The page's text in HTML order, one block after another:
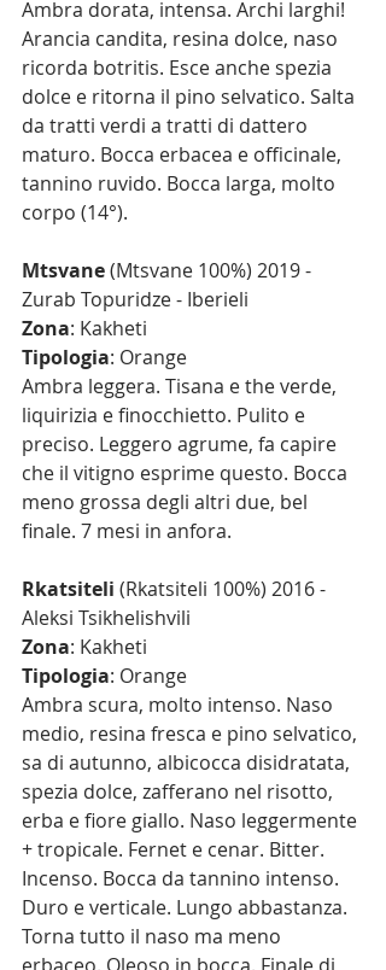
Ambra dorata, intensa. Archi larghi!
Arancia candita, resina dolce, naso
ricorda botritis. Esce anche spezia
dolce e ritorna il pino selvatico. Salta
da tratti verdi a tratti di dattero
maturo. Bocca erbacea e officinale,
tannino ruvido. Bocca larga, molto
corpo (14°).
Mtsvane (Mtsvane 100%) 2019 -
Zurab Topuridze - Iberieli
Zona: Kakheti
Tipologia: Orange
Ambra leggera. Tisana e the verde,
liquirizia e finocchietto. Pulito e
preciso. Leggero agrume, fa capire
che il vitigno esprime questo. Bocca
meno grossa degli altri due, bel
finale. 7 mesi in anfora.
Rkatsiteli (Rkatsiteli 100%) 2016 -
Aleksi Tsikhelishvili
Zona: Kakheti
Tipologia: Orange
Ambra scura, molto intenso. Naso
medio, resina fresca e pino selvatico,
sa di autunno, albicocca disidratata,
spezia dolce, zafferano nel risotto,
erba e fiore giallo. Naso leggermente
+ tropicale. Fernet e cenar. Bitter.
Incenso. Bocca da tannino intenso.
Duro e verticale. Lungo abbastanza.
Torna tutto il naso ma meno